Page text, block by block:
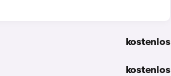
kostenlos
kostenlos